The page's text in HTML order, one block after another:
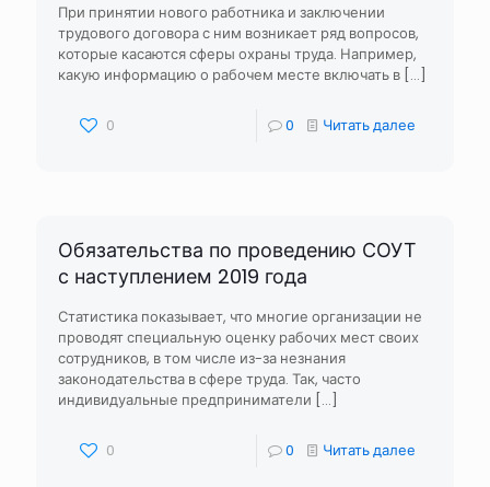
При принятии нового работника и заключении
трудового договора с ним возникает ряд вопросов,
которые касаются сферы охраны труда. Например,
какую информацию о рабочем месте включать в […]
0 0 Читать далее
Обязательства по проведению СОУТ
с наступлением 2019 года
Статистика показывает, что многие организации не
проводят специальную оценку рабочих мест своих
сотрудников, в том числе из-за незнания
законодательства в сфере труда. Так, часто
индивидуальные предприниматели […]
0 0 Читать далее